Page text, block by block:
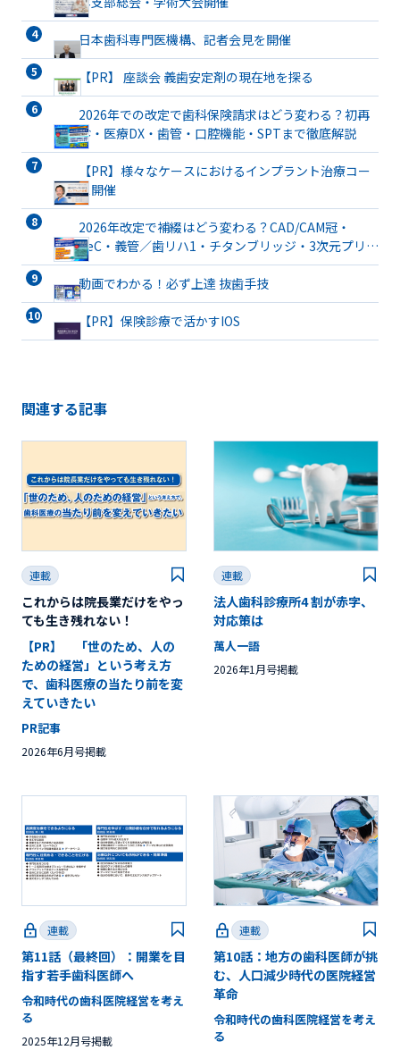
日本歯科専門医機構、記者会見を開催
【PR】 座談会 義歯安定剤の現在地を探る
2026年での改定で歯科保険請求はどう変わる？初再
診・医療DX・歯管・口腔機能・SPTまで徹底解説
【PR】様々なケースにおけるインプラント治療コー
ス開催
2026年改定で補綴はどう変わる？CAD/CAM冠・
TeC・義管／歯リハ1・チタンブリッジ・3次元プリン
ト有床義歯まで詳解
動画でわかる！必ず上達 抜歯手技
【PR】保険診療で活かすIOS
関連する記事
連載
これからは院長業だけをやっ
ても生き残れない！
【PR】 「世のため、人の
ための経営」という考え方
で、歯科医療の当たり前を変
えていきたい
PR記事
2026年6月号掲載
連載
法人歯科診療所4 割が赤字、
対応策は
萬人一語
2026年1月号掲載
連載
第11話（最終回）：開業を目
指す若手歯科医師へ
令和時代の歯科医院経営を考え
る
2025年12月号掲載
連載
第10話：地方の歯科医師が挑
む、人口減少時代の医院経営
革命
令和時代の歯科医院経営を考え
る